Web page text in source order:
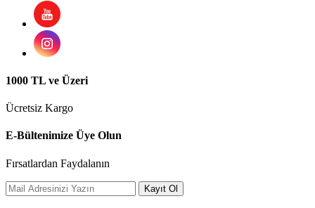
1000 TL ve Üzeri
Ücretsiz Kargo
E-Bültenimize Üye Olun
Fırsatlardan Faydalanın